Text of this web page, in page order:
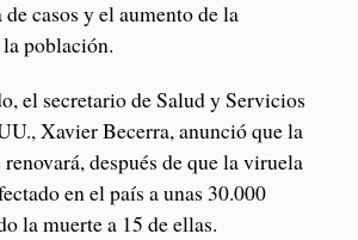
casos y el aumento de la
población.
el secretario de Salud y Servicios
Xavier Becerra, anunció que la
después de que la viruela
en el país a unas 30.000
la muerte a 15 de ellas.